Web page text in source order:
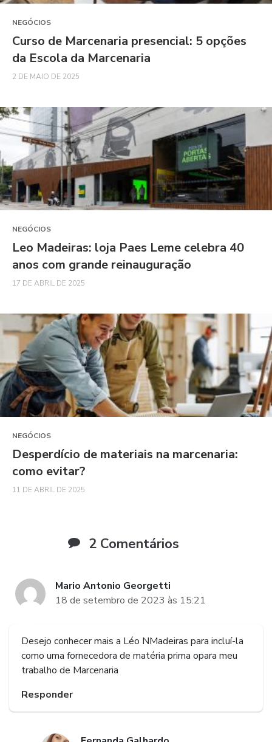
NEGÓCIOS
Curso de Marcenaria presencial: 5 opções
da Escola da Marcenaria
2 DE MAIO DE 2025
NEGÓCIOS
Leo Madeiras: loja Paes Leme celebra 40
anos com grande reinauguração
17 DE ABRIL DE 2025
NEGÓCIOS
Desperdício de materiais na marcenaria:
como evitar?
11 DE ABRIL DE 2025
2 Comentários
Mario Antonio Georgetti
18 de setembro de 2023 às 15:21
Desejo conhecer mais a Léo NMadeiras para incluí-la
como uma fornecedora de matéria prima opara meu
trabalho de Marcenaria
Responder